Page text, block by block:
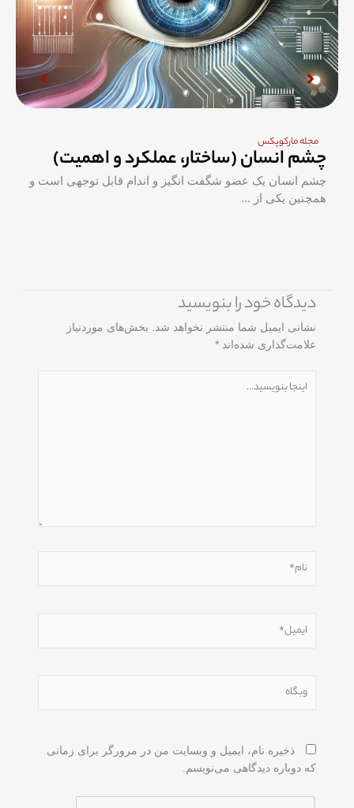
مجله مارکوپکس
چشم انسان (ساختار، عملکرد و اهمیت)
چشم انسان یک عضو شگفت انگیز و اندام قابل توجهی است و
همچنین یکی از ...
دیدگاه‌ خود را بنویسید
نشانی ایمیل شما منتشر نخواهد شد. بخش‌های موردنیاز
علامت‌گذاری شده‌اند*
بنویسید…
ذخیره نام، ایمیل و وبسایت من در مرورگر برای زمانی
که دوباره دیدگاهی می‌نویسم.